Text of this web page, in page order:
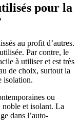
pour la
au profit d’autres.
Par contre, le
à utiliser et est très
de choix, surtout la
isolation.
ou
noble et isolant. La
dans l’auto-